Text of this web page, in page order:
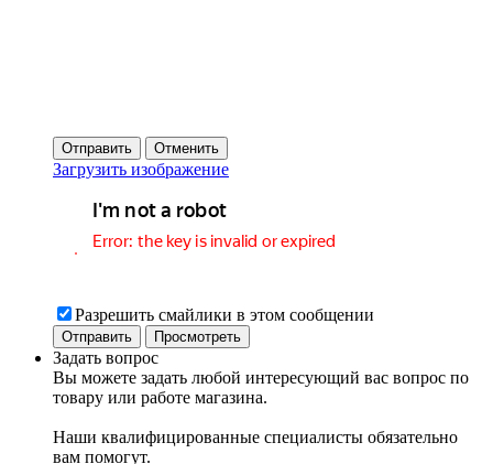
Отправить Отменить
Загрузить изображение
Разрешить смайлики в этом сообщении
Задать вопрос
Вы можете задать любой интересующий вас вопрос по
товару или работе магазина.
Наши квалифицированные специалисты обязательно
вам помогут.